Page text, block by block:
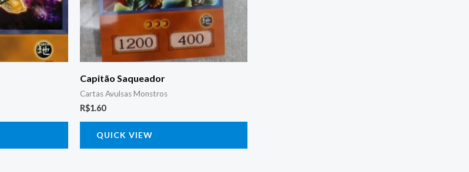
Capitão Saqueador
Cartas Avulsas Monstros
R$1.60
QUICK VIEW